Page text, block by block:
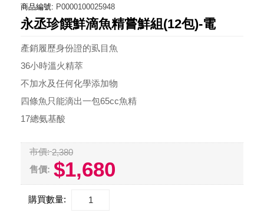
商品編號: P0000100025948
永丞珍饌鮮滴魚精嘗鮮組(12包)-電
產銷履歷身份證的虱目魚
36小時溫火精萃
不加水及任何化學添加物
四條魚只能滴出一包65cc魚精
17總氨基酸
市價: 2,380
售價: $1,680
購買數量: